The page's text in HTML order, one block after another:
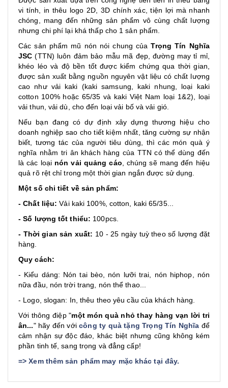
vi tính, in thêu logo 2D, 3D chính xác, tiện lợi mà nhanh
chóng, mang đến những sản phẩm vô cùng chất lượng
nhưng chi phí lại khá thấp cho 1 sản phẩm.
Các sản phẩm mũ nón nói chung củaTrọng Tín Nghĩa
JSC (TTN) luôn đảm bảo mẫu mã đẹp, đường may tỉ mỉ,
khéo léo và độ bền tốt được kiểm chứng qua thời gian,
được sản xuất bằng nguồn nguyên vật liệu có chất lượng
cao như vải kaki (kaki samsung, kaki nhung, loại kaki
cotton 100% hoặc 65/35 và kaki Việt Nam loại 1&2), loại
vải thun, vải dù, cho đến loại vải bố và vải gió.
Nếu bạn đang có dự định xây dựng thương hiệu cho
doanh nghiệp sao cho tiết kiệm nhất, tăng cường sự nhận
biết, tương tác của người tiêu dùng, thì các món quà ý
nghĩa nhằm tri ân khách hàng của TTN có thể dùng đến
là các loại nón vải quảng cáo , chúng sẽ mang đến hiệu
quả rõ rệt chỉ trong một thời gian ngắn được sử dụng.
Một số chi tiết về sản phẩm:
- Chất liệu: Vải kaki 100%, cotton, kaki 65/35...
- Số lượng tốt thiểu: 100pcs.
- Thời gian sản xuất: 10 - 25 ngày tuỳ theo số lượng đặt
hàng.
Quy cách:
- Kiểu dáng: Nón tai bèo, nón lưỡi trai, nón hiphop, nón
nữa đầu, nón trời trang, nón thể thao...
- Logo, slogan: In, thêu theo yêu cầu của khách hàng.
Với thông điệp "một món quà nhỏ thay hàng vạn lời tri
ân..." hãy đến vớicông ty quà tặng Trọng Tín Nghĩa để
cảm nhận sự độc đáo, khác biệt nhưng cũng không kém
phần tinh tế, sang trọng và đẳng cấp!
=>Xem thêm sản phẩm may mặc khác tại đây.